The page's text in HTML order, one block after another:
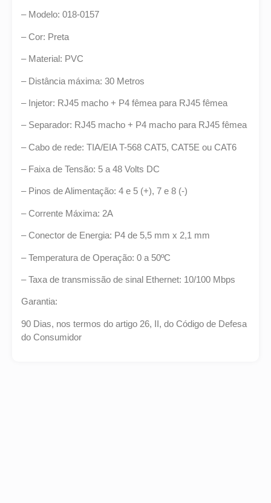
– Modelo: 018-0157
– Cor: Preta
– Material: PVC
– Distância máxima: 30 Metros
– Injetor: RJ45 macho + P4 fêmea para RJ45 fêmea
– Separador: RJ45 macho + P4 macho para RJ45 fêmea
– Cabo de rede: TIA/EIA T-568 CAT5, CAT5E ou CAT6
– Faixa de Tensão: 5 a 48 Volts DC
– Pinos de Alimentação: 4 e 5 (+), 7 e 8 (-)
– Corrente Máxima: 2A
– Conector de Energia: P4 de 5,5 mm x 2,1 mm
– Temperatura de Operação: 0 a 50ºC
– Taxa de transmissão de sinal Ethernet: 10/100 Mbps
Garantia:
90 Dias, nos termos do artigo 26, II, do Código de Defesa
do Consumidor